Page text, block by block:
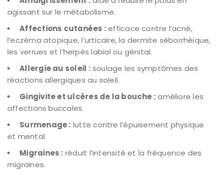
agissant sur le métabolisme.
Affections cutanées :efficace contre l’acné,
l’eczéma atopique, l’urticaire, la dermite séborrhéique,
les verrues et l’herpès labial ou génital.
Allergie au soleil :soulage les symptômes des
réactions allergiques au soleil.
Gingivite et ulcères de la bouche :améliore les
affections buccales.
Surmenage : lutte contre l’épuisement physique
et mental.
Migraines : réduit l’intensité et la fréquence des
migraines.